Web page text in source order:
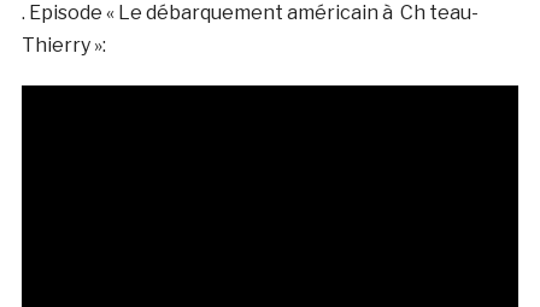
. Episode « Le débarquement américain à Ch teau-
Thierry »: